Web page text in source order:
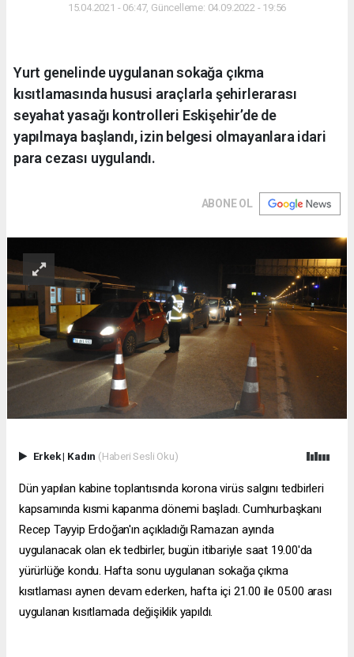
15.04.2021 - 06:47, Güncelleme: 04.09.2022 - 19:56
Yurt genelinde uygulanan sokağa çıkma
kısıtlamasında hususi araçlarla şehirlerarası
seyahat yasağı kontrolleri Eskişehir’de de
yapılmaya başlandı, izin belgesi olmayanlara idari
para cezası uygulandı.
ABONE OL
Erkek| Kadın (Haberi Sesli Oku)
Dün yapılan kabine toplantısında korona virüs salgını tedbirleri
kapsamında kısmi kapanma dönemi başladı. Cumhurbaşkanı
Recep Tayyip Erdoğan'ın açıkladığı Ramazan ayında
uygulanacak olan ek tedbirler, bugün itibariyle saat 19.00'da
yürürlüğe kondu. Hafta sonu uygulanan sokağa çıkma
kısıtlaması aynen devam ederken, hafta içi 21.00 ile 05.00 arası
uygulanan kısıtlamada değişiklik yapıldı.